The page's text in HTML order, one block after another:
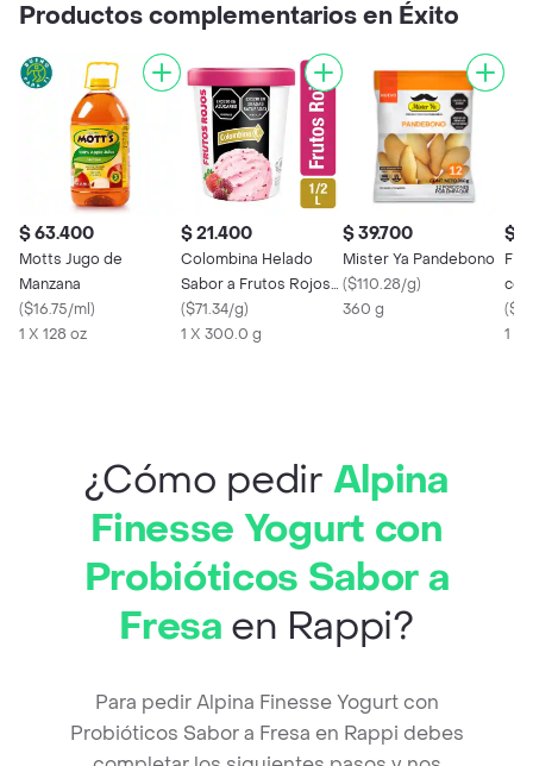
Productos complementarios en Éxito
$ 63.400
Motts Jugo de
Manzana
($16.75/ml)
1 X 128 oz
$ 21.400
Colombina Helado
Sabor a Frutos Rojos
con Salsa de Frutos
Rojos
($71.34/g)
1 X 300.0 g
$ 39.700
Mister Ya Pandebono
($110.28/g)
360 g
$
(
1 X
¿Cómo pedir Alpina
Finesse Yogurt con
Probióticos Sabor a
Fresa en Rappi?
Para pedir Alpina Finesse Yogurt con
Probióticos Sabor a Fresa en Rappi debes